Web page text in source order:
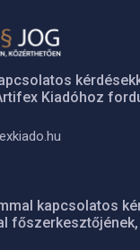
Kiadóhoz
kapcsolatos